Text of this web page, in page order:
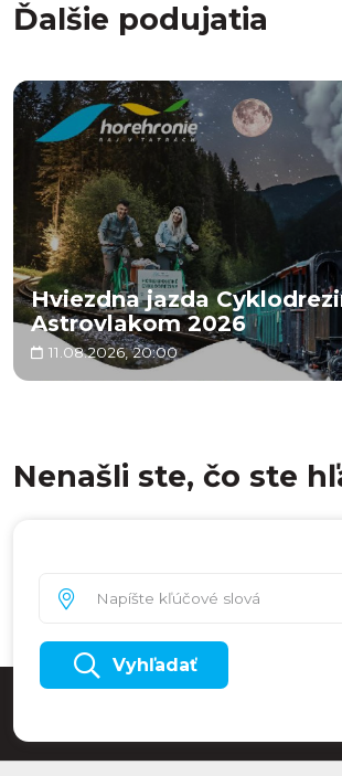
Ďalšie podujatia
Hviezdna jazda
Astrovlakom 2026
11.08.2026, 20:00
Nenašli ste, čo ste
Vyhľadať